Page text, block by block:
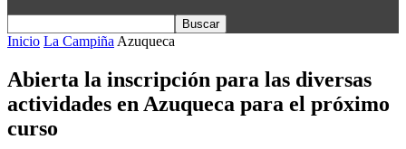
Inicio La Campiña Azuqueca
Abierta la inscripción para las diversas
actividades en Azuqueca para el próximo
curso